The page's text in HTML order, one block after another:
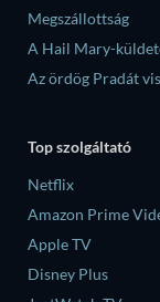
Megszállottság
A Hail Mary-
Az ördög Pradát
Top szolgáltató
Netflix
Amazon Prime
Apple TV
Disney Plus